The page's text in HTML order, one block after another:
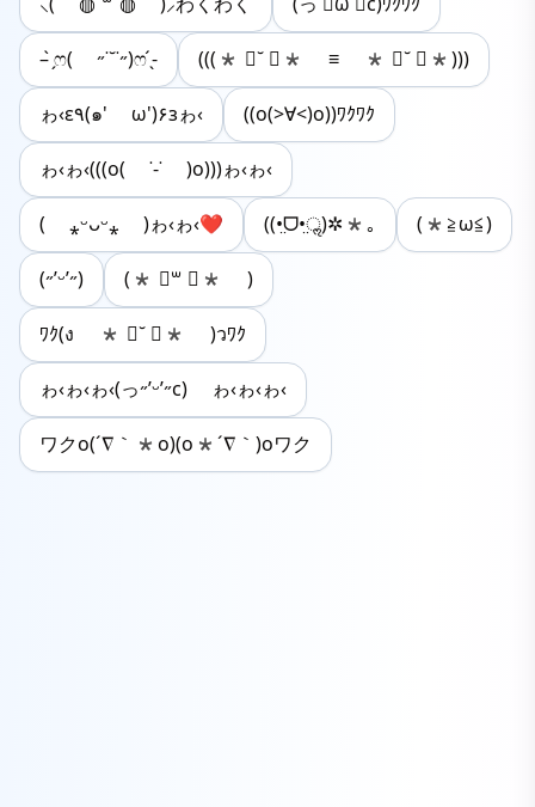
– ̗̀ෆ( ˶˙˘˙˶)ෆ ̖́- (((* ॑˘ ॑* ≡ * ॑˘ ॑*)))
ゎ‹ε٩(๑' ω')۶зゎ‹ ((o(>∀<)o))ﾜｸﾜｸ
ゎ‹ゎ‹(((o( ˙-˙ )o)))ゎ‹ゎ‹
( ⁎ᵕᴗᵕ⁎ )ゎ‹ゎ‹❤︎ ((•̤ᗜ•̤ॢ)✲*｡ (*≧ω≦)
(˶’ᵕ’˶) (* ॑꒳ ॑* )
ﾜｸ(ง * ॑˘ ॑* )วﾜｸ
ゎ‹ゎ‹ゎ‹(っ˶’ᵕ’˶c) ゎ‹ゎ‹ゎ‹
ワクo(´∇｀*o)(o*´∇｀)oワク